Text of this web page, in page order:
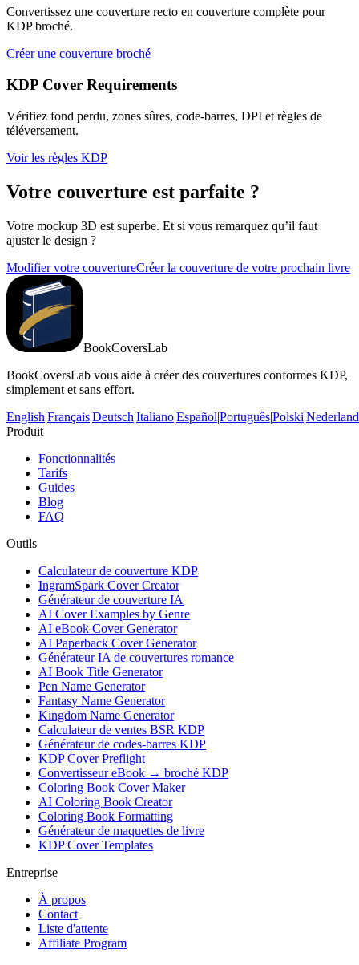
Convertissez une couverture recto en couverture complète pour
KDP broché.
Créer une couverture broché
KDP Cover Requirements
Vérifiez fond perdu, zones sûres, code-barres, DPI et règles de
téléversement.
Voir les règles KDP
Votre couverture est parfaite ?
Votre mockup 3D est superbe. Et si vous remarquez qu’il faut
ajuster le design ?
Modifier votre couvertureCréer la couverture de votre prochain livre
BookCoversLab
BookCoversLab vous aide à créer des couvertures conformes KDP,
simplement et sans effort.
English|Français|Deutsch|Italiano|Español|Português|Polski|
Produit
Fonctionnalités
Tarifs
Guides
Blog
FAQ
Outils
Calculateur de couverture KDP
IngramSpark Cover Creator
Générateur de couverture IA
AI Cover Examples by Genre
AI eBook Cover Generator
AI Paperback Cover Generator
Générateur IA de couvertures romance
AI Book Title Generator
Pen Name Generator
Fantasy Name Generator
Kingdom Name Generator
Calculateur de ventes BSR KDP
Générateur de codes-barres KDP
KDP Cover Preflight
Convertisseur eBook → broché KDP
Coloring Book Cover Maker
AI Coloring Book Creator
Coloring Book Formatting
Générateur de maquettes de livre
KDP Cover Templates
Entreprise
À propos
Contact
Liste d'attente
Affiliate Program